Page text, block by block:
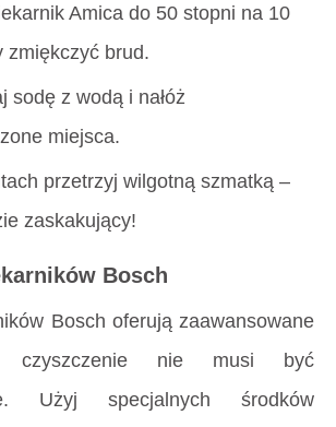
Amica do 50 stopni na 10
zmiękczyć brud.
sodę z wodą i nałóż
miejsca.
przetrzyj wilgotną szmatką –
zaskakujący!
Bosch
Bosch oferują zaawansowane
czyszczenie nie musi być
Użyj specjalnych środków